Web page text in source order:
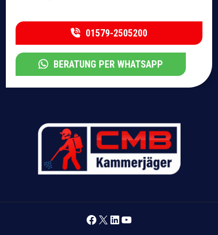
01579-2505200
BERATUNG PER WHATSAPP
Facebook
X LinkedIn
YouTube